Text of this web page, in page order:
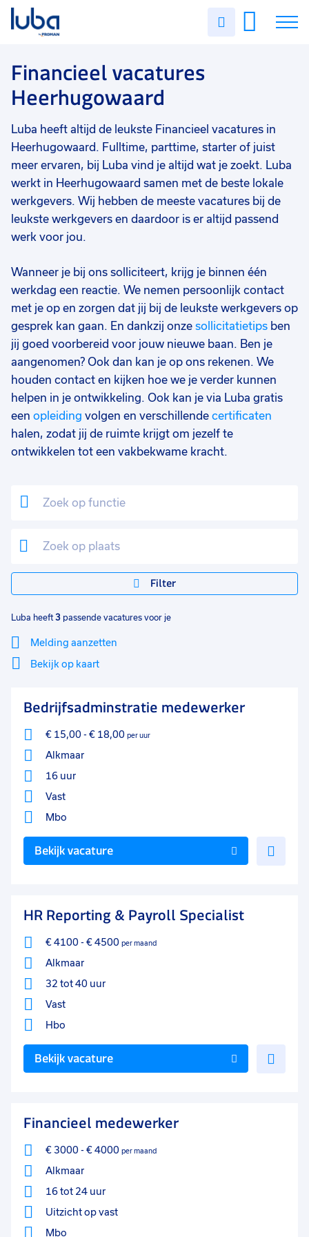
Uren
Vacatures
Over ons
Voor werkgevers
Contact
Financieel vacatures
Heerhugowaard
Luba heeft altijd de leukste Financieel vacatures in
Heerhugowaard. Fulltime, parttime, starter of juist
meer ervaren, bij Luba vind je altijd wat je zoekt. Luba
werkt in Heerhugowaard samen met de beste lokale
werkgevers. Wij hebben de meeste vacatures bij de
leukste werkgevers en daardoor is er altijd passend
werk voor jou.
Wanneer je bij ons solliciteert, krijg je binnen één
werkdag een reactie. We nemen persoonlijk contact
met je op en zorgen dat jij bij de leukste werkgevers op
gesprek kan gaan. En dankzij onze sollicitatietips ben
jij goed voorbereid voor jouw nieuwe baan. Ben je
aangenomen? Ook dan kan je op ons rekenen. We
houden contact en kijken hoe we je verder kunnen
helpen in je ontwikkeling. Ook kan je via Luba gratis
een opleiding volgen en verschillende certificaten
halen, zodat jij de ruimte krijgt om jezelf te
ontwikkelen tot een vakbekwame kracht.
Filter
Filter vacatures
Vakgebied 0
Financieel
Opleidingsniveau
Soort contract 0
Vast 2
Uitzicht op vast
Detacheren 1
Tijdelijk
Uren per week 0
9 - 16 uur 2
37 - 40+ uur 1
25 - 32 uur 1
17 - 24 uur 1
Luba heeft 3 passende vacatures voor je
Melding aanzetten
Bekijk op kaart
Filter
Sluiten
Bedrijfsadminstratie medewerker
€ 15,00- € 18,00 per uur
Alkmaar
16 uur
Vast
Mbo
Bekijk vacature
HR Reporting & Payroll Specialist
€ 4100- € 4500 per maand
Alkmaar
32 tot 40 uur
Vast
Hbo
Bekijk vacature
Financieel medewerker
€ 3000- € 4000 per maand
Alkmaar
16 tot 24 uur
Uitzicht op vast
Mbo